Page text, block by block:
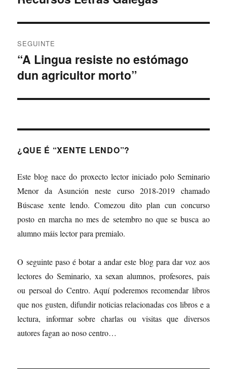
SEGUINTE
Artigo
Seguinte:
“A Lingua resiste no estómago
dun agricultor morto”
¿QUE É “XENTE LENDO”?
Este blog nace do proxecto lector iniciado polo Seminario
Menor da Asunción neste curso 2018-2019 chamado
Búscase xente lendo. Comezou dito plan cun concurso
posto en marcha no mes de setembro no que se busca ao
alumno máis lector para premialo.
O seguinte paso é botar a andar este blog para dar voz aos
lectores do Seminario, xa sexan alumnos, profesores, pais
ou persoal do Centro. Aquí poderemos recomendar libros
que nos gusten, difundir noticias relacionadas cos libros e a
lectura, informar sobre charlas ou visitas que diversos
autores fagan ao noso centro…